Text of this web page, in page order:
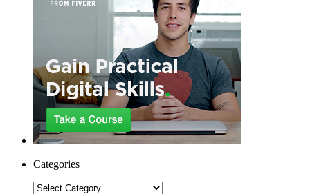
Categories
Categories